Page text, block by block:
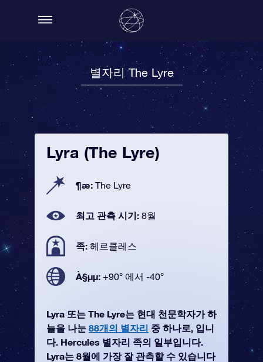
별자리 The Lyre
Lyra (The Lyre)
¶æ: The Lyre
최고 관측 시기: 8월
족: 헤르클레스
À§µµ: +90° 에서 -40°
Lyra 또는 The Lyre는 현대 천문학자가 하
늘을 나눈 88개의 별자리 중 하나로, 입니
다. Hercules 별자리 족의 일부입니다.
Lyra는 8월에 가장 잘 관측할 수 있습니다